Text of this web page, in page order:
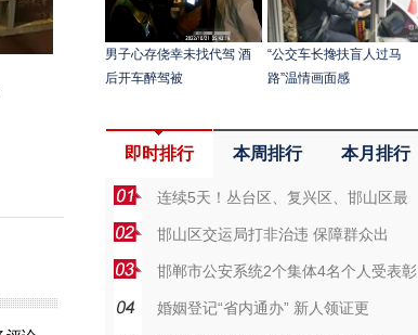
男子心存侥幸未找代驾 酒
后开车醉驾被
“公交车长搀扶盲人过马
路”温情画面感
即时排行 本周排行 本月排行
连续5天！丛台区、复兴区、邯山区最
邯山区交运局打非治违 保障群众出
邯郸市公安系统2个集体4名个人受表彰
婚姻登记“省内通办” 新人领证更